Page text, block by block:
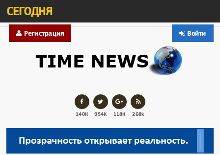
СЕГОДНЯ
Войти
Регистрация
140К 954К 118К 268k